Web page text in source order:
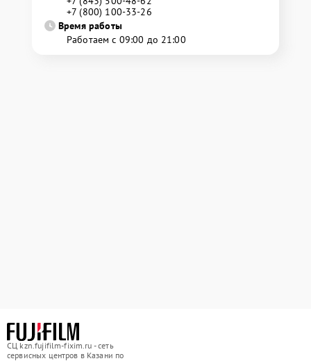
+7 (800) 100-33-26
Время работы
Работаем с 09:00 до 21:00
СЦ kzn.fujifilm-fixim.ru - сеть
сервисных центров в Казани по